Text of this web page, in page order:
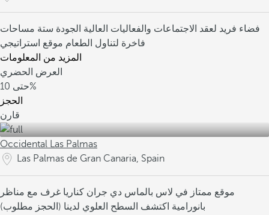
فضاء فريد لعقد الاجتماعات والفعاليات العالية الجودة ستة مساحات
فاخرة لتناول الطعام موقع استراتيجي
المزيد من المعلومات
العرض الحضري
حتى10%
الحجز
قارن
Occidental Las Palmas
Las Palmas de Gran Canaria, Spain
موقع ممتاز في لاس بالماس دي جران كناريا غرف مع مناظر
بانورامية اكتشف السطح العلوي لدينا (الحجز مطلوب)